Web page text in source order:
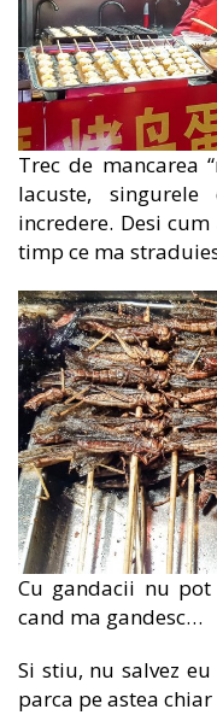
Trec de mancarea
lacuste,
incredere. Desi
timp ce ma
Cu gandacii nu
cand ma gandesc…
Si stiu, nu salvez
parca pe astea